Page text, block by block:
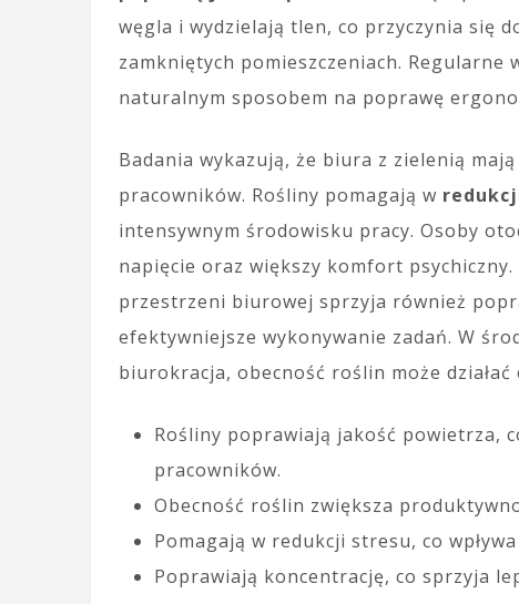
węgla i wydzielają tlen, co przyczynia się
zamkniętych pomieszczeniach.
naturalnym sposobem na poprawę
Badania wykazują, że biura z zielenią
pracowników. Rośliny pomagają w
intensywnym środowisku pracy. Osoby
napięcie oraz większy komfort
przestrzeni biurowej sprzyja również
efektywniejsze wykonywanie zadań. W
biurokracja, obecność roślin może działać
Rośliny poprawiają jakość powietrza,
pracowników.
Obecność roślin zwiększa
Pomagają w redukcji stresu, co
Poprawiają koncentrację, co sprzyja